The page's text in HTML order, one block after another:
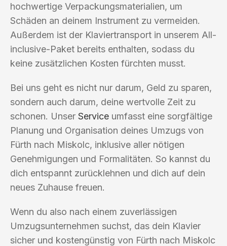
hochwertige Verpackungsmaterialien, um
Schäden an deinem Instrument zu vermeiden.
Außerdem ist der Klaviertransport in unserem All-
inclusive-Paket bereits enthalten, sodass du
keine zusätzlichen Kosten fürchten musst.
Bei uns geht es nicht nur darum, Geld zu sparen,
sondern auch darum, deine wertvolle Zeit zu
schonen. Unser Service umfasst eine sorgfältige
Planung und Organisation deines Umzugs von
Fürth nach Miskolc, inklusive aller nötigen
Genehmigungen und Formalitäten. So kannst du
dich entspannt zurücklehnen und dich auf dein
neues Zuhause freuen.
Wenn du also nach einem zuverlässigen
Umzugsunternehmen suchst, das dein Klavier
sicher und kostengünstig von Fürth nach Miskolc